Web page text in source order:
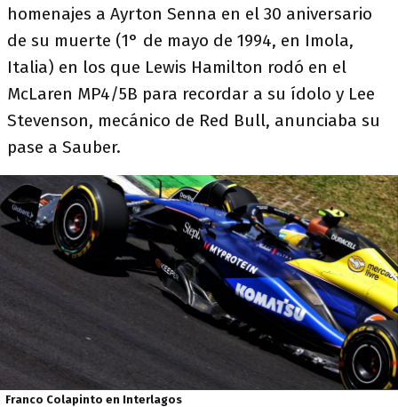
homenajes a Ayrton Senna en el 30 aniversario
de su muerte (1° de mayo de 1994, en Imola,
Italia) en los que Lewis Hamilton rodó en el
McLaren MP4/5B para recordar a su ídolo y Lee
Stevenson, mecánico de Red Bull, anunciaba su
pase a Sauber.
Franco Colapinto en Interlagos